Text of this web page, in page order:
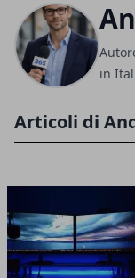
in
Articoli di